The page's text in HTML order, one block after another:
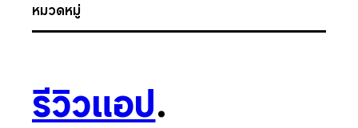
หมวดหมู่
รีวิวแอป.